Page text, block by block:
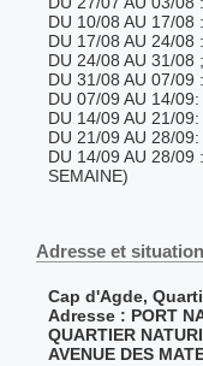
DU 10/08 AU 17/08
DU 17/08 AU 24/08
DU 24/08 AU 31/08
DU 31/08 AU 07/09
DU 07/09 AU 14/
DU 14/09 AU 21/
DU 21/09 AU 28/
DU 14/09 AU 28/09
SEMAINE)
Adresse et
Cap d'Agde,
Adresse : PORT
QUARTIER
AVENUE DES